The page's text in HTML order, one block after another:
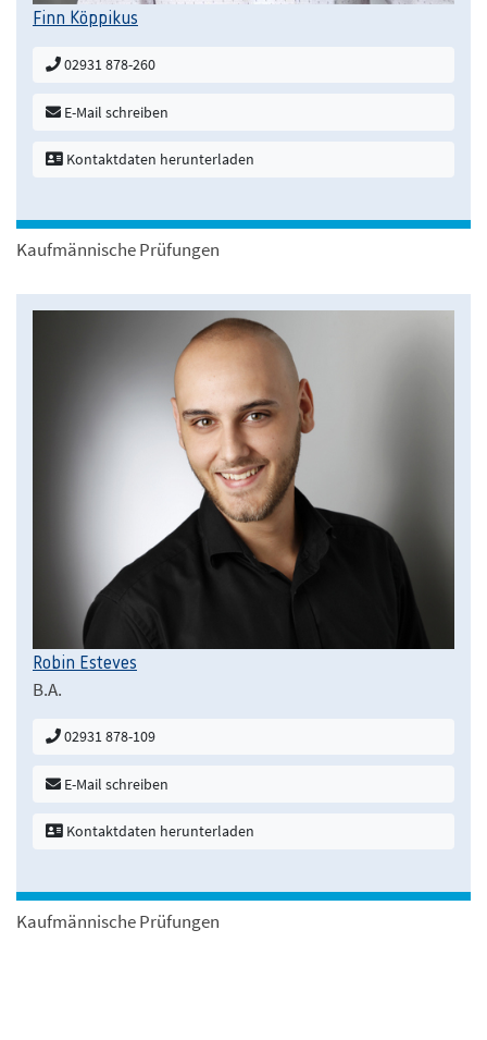
Finn Köppikus
02931 878-260
E-Mail schreiben
Kontaktdaten herunterladen
Kaufmännische Prüfungen
Robin Esteves
B.A.
02931 878-109
E-Mail schreiben
Kontaktdaten herunterladen
Kaufmännische Prüfungen